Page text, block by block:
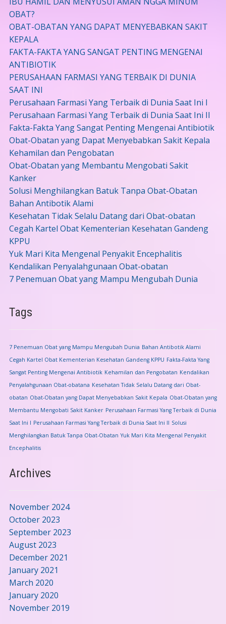
OBAT?
OBAT-OBATAN YANG DAPAT MENYEBABKAN SAKIT
KEPALA
FAKTA-FAKTA YANG SANGAT PENTING MENGENAI
ANTIBIOTIK
PERUSAHAAN FARMASI YANG TERBAIK DI DUNIA
SAAT INI
Perusahaan Farmasi Yang Terbaik di Dunia Saat Ini I
Perusahaan Farmasi Yang Terbaik di Dunia Saat Ini II
Fakta-Fakta Yang Sangat Penting Mengenai Antibiotik
Obat-Obatan yang Dapat Menyebabkan Sakit Kepala
Kehamilan dan Pengobatan
Obat-Obatan yang Membantu Mengobati Sakit
Kanker
Solusi Menghilangkan Batuk Tanpa Obat-Obatan
Bahan Antibotik Alami
Kesehatan Tidak Selalu Datang dari Obat-obatan
Cegah Kartel Obat Kementerian Kesehatan Gandeng
KPPU
Yuk Mari Kita Mengenal Penyakit Encephalitis
Kendalikan Penyalahgunaan Obat-obatan
7 Penemuan Obat yang Mampu Mengubah Dunia
Tags
7 Penemuan Obat yang Mampu Mengubah Dunia Bahan Antibotik Alami
Cegah Kartel Obat Kementerian Kesehatan Gandeng KPPU Fakta-Fakta Yang
Sangat Penting Mengenai Antibiotik Kehamilan dan Pengobatan Kendalikan
Penyalahgunaan Obat-obatana Kesehatan Tidak Selalu Datang dari Obat-
obatan Obat-Obatan yang Dapat Menyebabkan Sakit Kepala Obat-Obatan yang
Membantu Mengobati Sakit Kanker Perusahaan Farmasi Yang Terbaik di Dunia
Saat Ini I Perusahaan Farmasi Yang Terbaik di Dunia Saat Ini II Solusi
Menghilangkan Batuk Tanpa Obat-Obatan Yuk Mari Kita Mengenal Penyakit
Encephalitis
Archives
November 2024
October 2023
September 2023
August 2023
December 2021
January 2021
March 2020
January 2020
November 2019